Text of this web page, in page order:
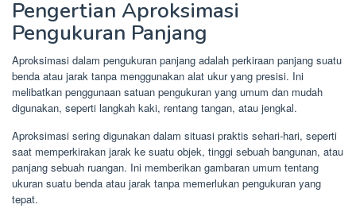
Pengertian Aproksimasi
Pengukuran Panjang
Aproksimasi dalam pengukuran panjang adalah perkiraan panjang suatu
benda atau jarak tanpa menggunakan alat ukur yang presisi. Ini
melibatkan penggunaan satuan pengukuran yang umum dan mudah
digunakan, seperti langkah kaki, rentang tangan, atau jengkal.
Aproksimasi sering digunakan dalam situasi praktis sehari-hari, seperti
saat memperkirakan jarak ke suatu objek, tinggi sebuah bangunan, atau
panjang sebuah ruangan. Ini memberikan gambaran umum tentang
ukuran suatu benda atau jarak tanpa memerlukan pengukuran yang
tepat.